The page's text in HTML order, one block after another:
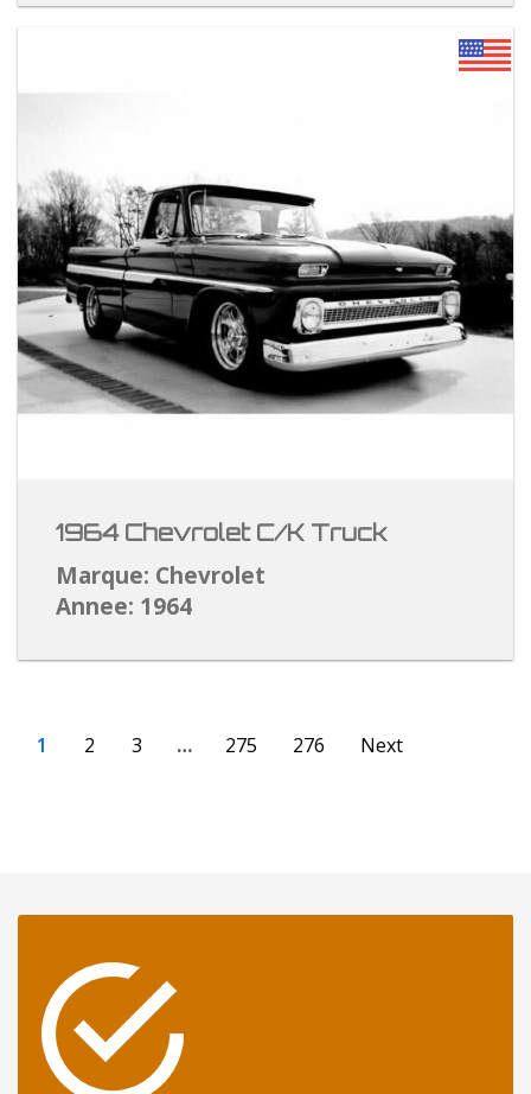
1964 Chevrolet C/K Truck
Marque: Chevrolet
Annee: 1964
1 2 3 … 275 276 Next